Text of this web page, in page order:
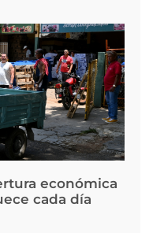
económica
cada día